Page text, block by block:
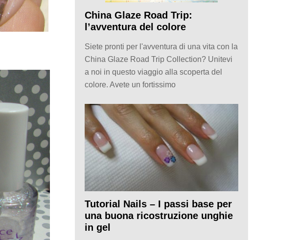
China Glaze Road Trip:
l’avventura del colore
Siete pronti per l'avventura di una vita con la
China Glaze Road Trip Collection? Unitevi
a noi in questo viaggio alla scoperta del
colore. Avete un fortissimo
Tutorial Nails – I passi base per
una buona ricostruzione unghie
in gel